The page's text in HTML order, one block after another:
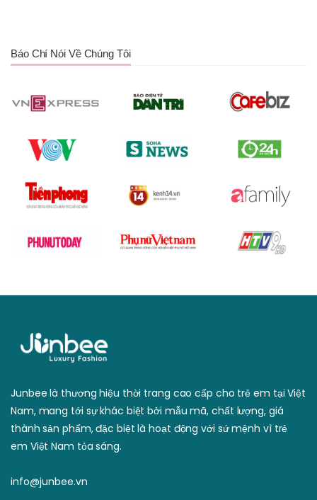
Báo Chí Nói Về Chúng Tôi
Junbee là thương hiệu thời trang cao cấp cho trẻ em tại Việt
Nam, mang tới sự khác biệt bởi mẫu mã, chất lượng, giá
thành sản phẩm, đặc biệt là hoạt động với sứ mệnh vì trẻ
em Việt Nam tỏa sáng.
info@junbee.vn